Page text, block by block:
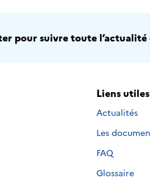
pour suivre toute l’actualité
Liens utiles
Actualités
Les
FAQ
Glossaire